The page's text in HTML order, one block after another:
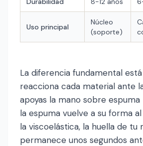
Uso principal
Núcleo
(soporte)
La diferencia fundamental
reacciona cada material ante
apoyas la mano sobre espuma
la espuma vuelve a su forma
la viscoelástica, la huella de tu
permanece unos segundos